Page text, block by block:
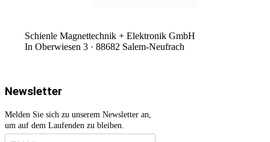
Schienle Magnettechnik + Elektronik GmbH
In Oberwiesen 3 · 88682 Salem-Neufrach
Newsletter
Melden Sie sich zu unserem Newsletter an,
um auf dem Laufenden zu bleiben.